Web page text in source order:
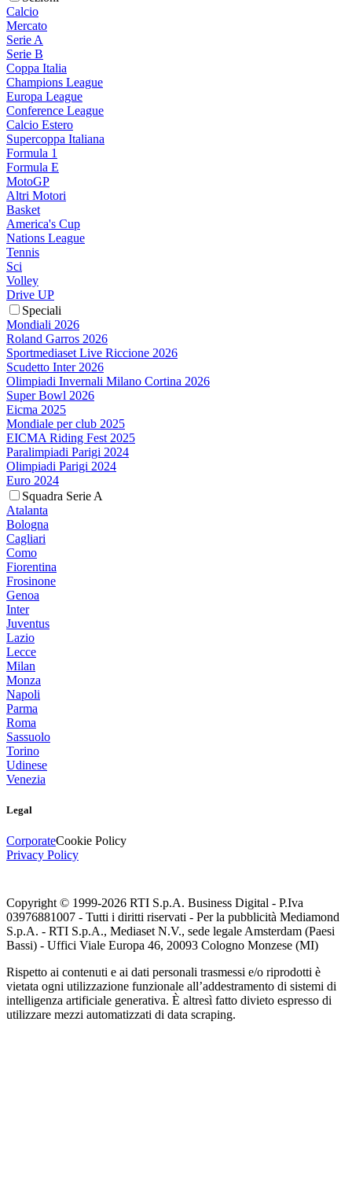
Calcio
Mercato
Serie A
Serie B
Coppa Italia
Champions League
Europa League
Conference League
Calcio Estero
Supercoppa Italiana
Formula 1
Formula E
MotoGP
Altri Motori
Basket
America's Cup
Nations League
Tennis
Sci
Volley
Drive UP
Speciali
Mondiali 2026
Roland Garros 2026
Sportmediaset Live Riccione 2026
Scudetto Inter 2026
Olimpiadi Invernali Milano Cortina 2026
Super Bowl 2026
Eicma 2025
Mondiale per club 2025
EICMA Riding Fest 2025
Paralimpiadi Parigi 2024
Olimpiadi Parigi 2024
Euro 2024
Squadra Serie A
Atalanta
Bologna
Cagliari
Como
Fiorentina
Frosinone
Genoa
Inter
Juventus
Lazio
Lecce
Milan
Monza
Napoli
Parma
Roma
Sassuolo
Torino
Udinese
Venezia
Legal
CorporateCookie Policy
Privacy Policy
Copyright © 1999-2026 RTI S.p.A. Business Digital - P.Iva
03976881007 - Tutti i diritti riservati - Per la pubblicità Mediamond
S.p.A. - RTI S.p.A., Mediaset N.V., sede legale Amsterdam (Paesi
Bassi) - Uffici Viale Europa 46, 20093 Cologno Monzese (MI)
Rispetto ai contenuti e ai dati personali trasmessi e/o riprodotti è
vietata ogni utilizzazione funzionale all’addestramento di sistemi di
intelligenza artificiale generativa. È altresì fatto divieto espresso di
utilizzare mezzi automatizzati di data scraping.